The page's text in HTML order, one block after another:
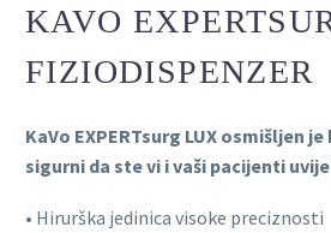
KAVO
FIZIODISPENZER
KaVo EXPERTsurg LUX osmišljen
sigurni da ste vi i vaši pacijenti
• Hirurška jedinica visoke preciznosti